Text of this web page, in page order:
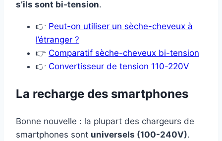
s’ils sont bi-tension.
👉 Peut-on utiliser un sèche-cheveux à
l’étranger ?
👉 Comparatif sèche-cheveux bi-tension
👉 Convertisseur de tension 110-220V
La recharge des smartphones
Bonne nouvelle : la plupart des chargeurs de
smartphones sont universels (100-240V).